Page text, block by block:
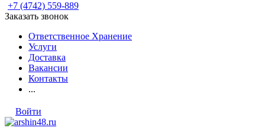
+7 (4742) 559-889
Заказать звонок
Ответственное Хранение
Услуги
Доставка
Вакансии
Контакты
...
Войти